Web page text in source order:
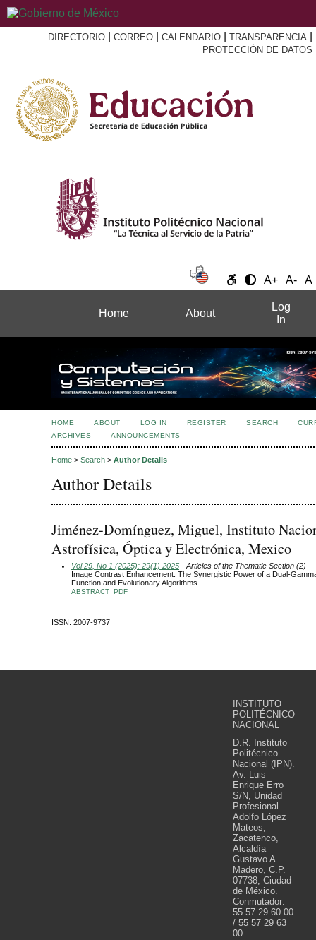
DIRECTORIO CORREO CALENDARIO TRANSPARENCIA
PROTECCIÓN DE DATOS
A+ A- A
Home About
Log
In
HOME ABOUT LOG IN REGISTER SEARCH
ARCHIVES
ANNOUNCEMENTS
Home > Search > Author Details
Author Details
Jiménez-Domínguez, Miguel, Instituto
Astrofísica, Óptica y Electrónica, Mexico
Vol 29, No 1 (2025): 29(1) 2025 - Articles of the Thematic Section (2)
Image Contrast Enhancement: The Synergistic Power of a Dual-
Function and Evolutionary Algorithms
ABSTRACT PDF
ISSN: 2007-9737
INSTITUTO
POLITÉCNICO
NACIONAL
D.R. Instituto
Politécnico
Nacional (IPN).
Av. Luis
Enrique Erro
S/N, Unidad
Profesional
Adolfo López
Mateos,
Zacatenco,
Alcaldía
Gustavo A.
Madero, C.P.
07738, Ciudad
de México.
Conmutador:
55 57 29 60 00
/ 55 57 29 63
00.